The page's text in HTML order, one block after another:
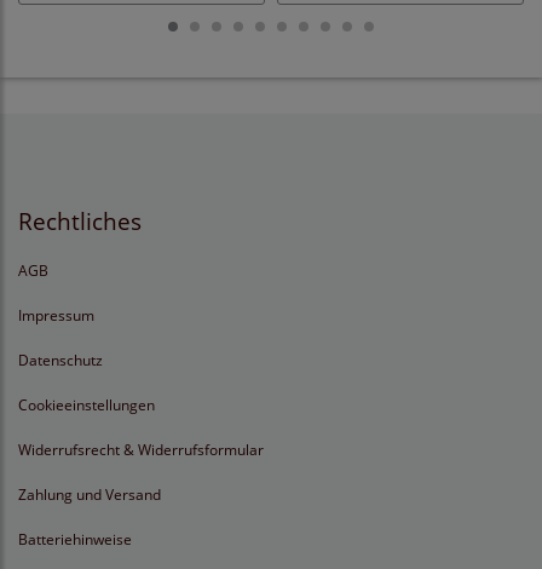
Rechtliches
AGB
Impressum
Datenschutz
Cookieeinstellungen
Widerrufsrecht & Widerrufsformular
Zahlung und Versand
Batteriehinweise